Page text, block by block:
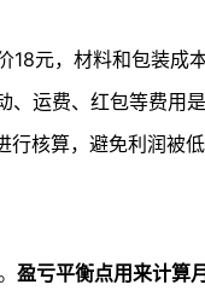
18元，材料和包装成
、运费、红包等费用
核算，避免利润被低
盈亏平衡点用来计算